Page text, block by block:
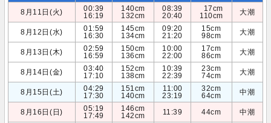
8月11日(火)
00:39
16:19
140cm
132cm
08:39
20:40
17cm
110cm
大潮
8月12日(水)
01:59
16:30
145cm
134cm
09:20
21:20
15cm
98cm
大潮
8月13日(木)
02:59
16:59
150cm
136cm
10:00
22:00
17cm
86cm
大潮
8月14日(金)
03:40
17:10
152cm
138cm
10:39
22:39
23cm
74cm
大潮
8月15日(土)
04:29
17:30
151cm
140cm
11:00
23:19
32cm
64cm
中潮
8月16日(日)
05:19
17:49
146cm
142cm
11:39 44cm 中潮